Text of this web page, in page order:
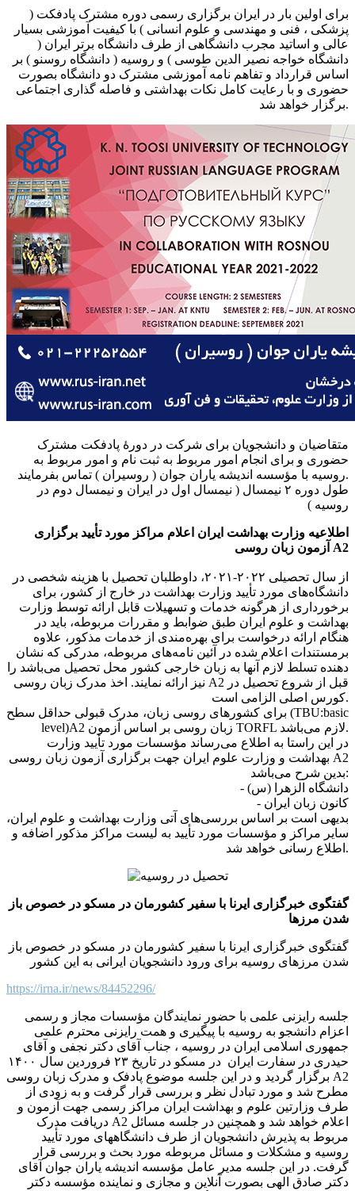
برای اولین بار در ایران برگزاری رسمی دوره مشترک پادفکت (
پزشکی ، فنی و مهندسی و علوم انسانی ) با کیفیت آموزشی بسیار
عالی و اساتید مجرب دانشگاهی از طرف دانشگاه برتر ایران (
دانشگاه خواجه نصیر الدین طوسی ) و روسیه ( دانشگاه روسنو ) بر
اساس قرارداد و تفاهم نامه آموزشی مشترک دو دانشگاه بصورت
حضوری و با رعایت کامل نکات بهداشتی و فاصله گذاری اجتماعی
برگزار خواهد شد.
متقاضیان و دانشجویان برای شرکت در دورهٔ پادفکت مشترک
حضوری و برای انجام امور مربوط به ثبت نام و امور مربوط به
روسیه با مؤسسه اندیشه یاران جوان ( روسیران ) تماس بفرمایند.
طول دوره ۲ نیمسال ( نیمسال اول در ایران و نیمسال دوم در
روسیه )
اطلاعیه وزارت بهداشت ایران اعلام مراکز مورد تأیید برگزاری
آزمون زبان روسی A2
از سال تحصیلی ۲۰۲۲-۲۰۲۱، داوطلبان تحصیل با هزینه شخصی در
دانشگاه‌های مورد تأیید وزارت بهداشت در خارج از کشور، برای
برخورداری از هرگونه خدمات و تسهیلات قابل ارائه توسط وزارت
بهداشت و علوم ایران طبق ضوابط و مقررات مربوطه، باید در
هنگام ارائه درخواست برای بهره‌مندی از خدمات مذکور، علاوه
برمستندات اعلام شده در آئین نامه‌های مربوطه، مدرکی که نشان‌
دهنده تسلط لازم آنها به زبان خارجی کشور محل تحصیل می‌باشد را
نیز ارائه نمایند. اخذ مدرک زبان روسی A2 قبل از شروع تحصیل در
کورس اصلی الزامی است.
برای کشورهای روسی زبان، مدرک قبولی حداقل سطح (TBU:basic
level)A2 زبان روسی بر اساس آزمون TORFL لازم می‌باشد.
در این راستا به اطلاع می‌رساند مؤسسات مورد تأیید وزارت
بهداشت و وزارت علوم ایران جهت برگزاری آزمون زبان روسی A2
بدین شرح می‌باشد:
- دانشگاه الزهرا (س)
- کانون زبان ایران
بدیهی است بر اساس بررسی‌های آتی وزارت بهداشت و علوم ایران،
سایر مراکز و مؤسسات مورد تأیید به لیست مراکز مذکور اضافه و
اطلاع رسانی خواهد شد.
گفتگوی خبرگزاری ایرنا با سفیر کشورمان در مسکو در خصوص باز
شدن مرزها
گفتگوی خبرگزاری ایرنا با سفیر کشورمان در مسکو در خصوص باز
شدن مرزهای روسیه برای ورود دانشجویان ایرانی به این کشور
https://irna.ir/news/84452296/
جلسه رایزنی علمی با حضور نمایندگان مؤسسات مجاز و رسمی
اعزام دانشجو به روسیه با پیگیری و همت رایزنی محترم علمی
جمهوری اسلامی ایران در روسیه ، جناب آقای دکتر نجفی و آقای
حیدری در سفارت ایران در مسکو در تاریخ ۲۳ فروردین سال ۱۴۰۰
برگزار گردید و در این جلسه موضوع پادفک و مدرک زبان روسی A2
مطرح شد و مورد تبادل نظر و بررسی قرار گرفت و به زودی از
طرف وزارتین علوم و بهداشت ایران مراکز رسمی جهت آزمون و
دریافت مدرک A2 اعلام خواهد شد و همچنین در جلسه مسائل
مربوط به پذیرش دانشجویان از طرف دانشگاههای مورد تأیید
روسیه و مشکلات و مسائل مربوطه مورد بحث و بررسی قرار
گرفت. در این جلسه مدیر عامل مؤسسه اندیشه یاران جوان آقای
دکتر صادق الهی بصورت آنلاین و مجازی و نماینده مؤسسه دکتر